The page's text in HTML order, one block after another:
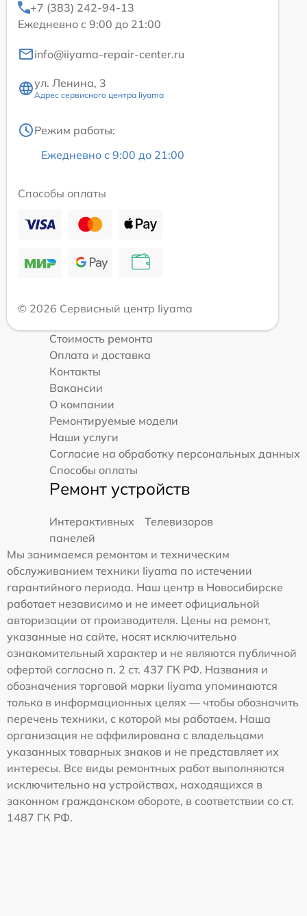
+7 (383) 242-94-13
Ежедневно с 9:00 до 21:00
info@iiyama-repair-center.ru
ул. Ленина, 3
Адрес сервисного центра Iiyama
Режим работы:
Ежедневно с 9:00 до 21:00
Способы оплаты
© 2026 Сервисный центр Iiyama
Стоимость ремонта
Оплата и доставка
Контакты
Вакансии
О компании
Ремонтируемые модели
Наши услуги
Согласие на обработку персональных данных
Способы оплаты
Ремонт устройств
Интерактивных
панелей
Телевизоров
Мы занимаемся ремонтом и техническим
обслуживанием техники Iiyama по истечении
гарантийного периода. Наш центр в Новосибирске
работает независимо и не имеет официальной
авторизации от производителя. Цены на ремонт,
указанные на сайте, носят исключительно
ознакомительный характер и не являются публичной
офертой согласно п. 2 ст. 437 ГК РФ. Названия и
обозначения торговой марки Iiyama упоминаются
только в информационных целях — чтобы обозначить
перечень техники, с которой мы работаем. Наша
организация не аффилирована с владельцами
указанных товарных знаков и не представляет их
интересы. Все виды ремонтных работ выполняются
исключительно на устройствах, находящихся в
законном гражданском обороте, в соответствии со ст.
1487 ГК РФ.